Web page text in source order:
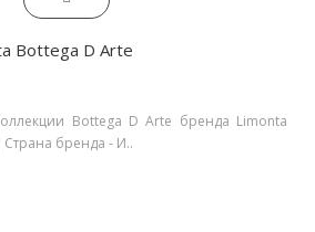
Bottega D Arte
Bottega D Arte бренда Limonta
бренда - И..